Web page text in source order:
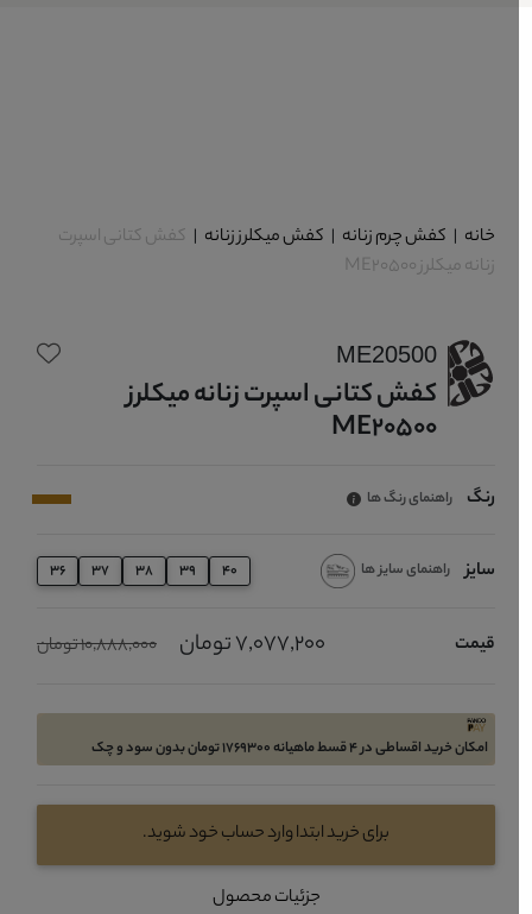
خانه | کفش چرم زنانه| کفش میکلرز زنانه| کفش کتانی اسپرت
زنانه میکلرز ME20500
ME20500
کفش کتانی اسپرت زنانه میکلرز
ME20500
رنگ راهنمای رنگ ها
سایز راهنمای سایز ها 36 37 38 39 40
قیمت 7,077,200 تومان 10,888,000 تومان
امکان خرید اقساطی در 4 قسط ماهیانه 1769300 تومان بدون سود و چک
برای خرید ابتدا وارد حساب خود شوید.
جزئیات محصول